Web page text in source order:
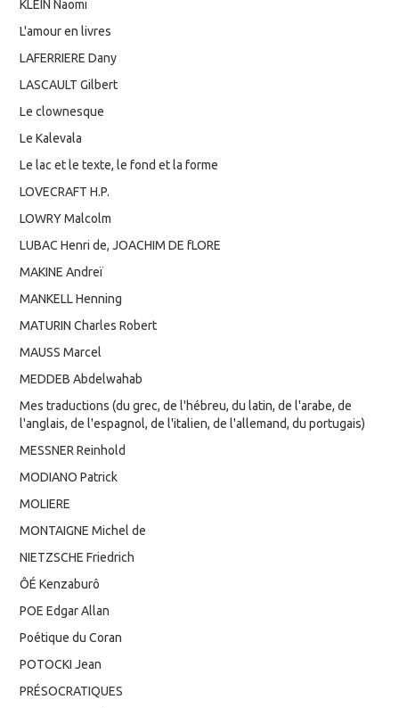
KLEIN Naomi
L'amour en livres
LAFERRIERE Dany
LASCAULT Gilbert
Le clownesque
Le Kalevala
Le lac et le texte, le fond et la forme
LOVECRAFT H.P.
LOWRY Malcolm
LUBAC Henri de, JOACHIM DE fLORE
MAKINE Andreï
MANKELL Henning
MATURIN Charles Robert
MAUSS Marcel
MEDDEB Abdelwahab
Mes traductions (du grec, de l'hébreu, du latin, de l'arabe, de
l'anglais, de l'espagnol, de l'italien, de l'allemand, du portugais)
MESSNER Reinhold
MODIANO Patrick
MOLIERE
MONTAIGNE Michel de
NIETZSCHE Friedrich
ÔÉ Kenzaburô
POE Edgar Allan
Poétique du Coran
POTOCKI Jean
PRÉSOCRATIQUES